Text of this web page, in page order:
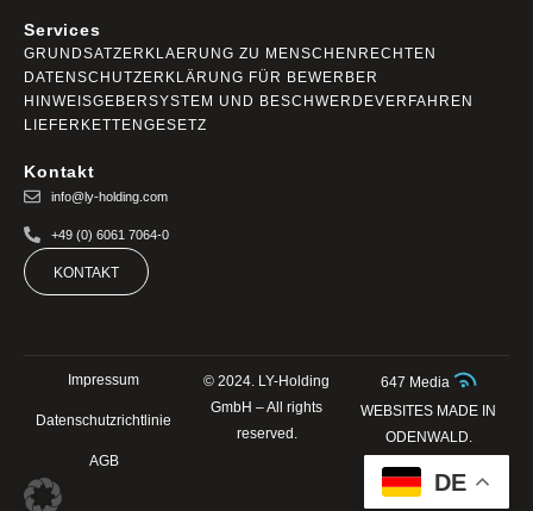
Services
GRUNDSATZERKLAERUNG ZU MENSCHENRECHTEN
DATENSCHUTZERKLÄRUNG FÜR BEWERBER
HINWEISGEBERSYSTEM UND BESCHWERDEVERFAHREN
LIEFERKETTENGESETZ
Kontakt
info@ly-holding.com
+49 (0) 6061 7064-0
KONTAKT
Impressum
Datenschutzrichtlinie
AGB
© 2024. LY-Holding
GmbH – All rights
reserved.
647 Media
WEBSITES MADE IN
ODENWALD.
DE